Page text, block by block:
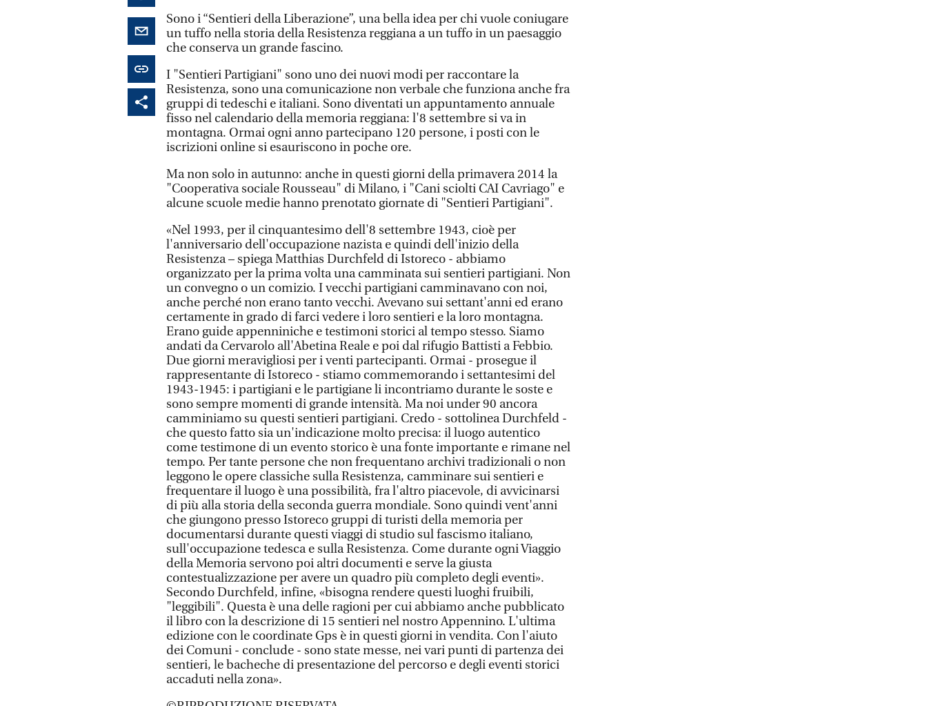
Sono i “Sentieri della Liberazione”, una bella idea per chi vuole coniugare
un tuffo nella storia della Resistenza reggiana a un tuffo in un paesaggio
che conserva un grande fascino.
I "Sentieri Partigiani" sono uno dei nuovi modi per raccontare la
Resistenza, sono una comunicazione non verbale che funziona anche fra
gruppi di tedeschi e italiani. Sono diventati un appuntamento annuale
fisso nel calendario della memoria reggiana: l'8 settembre si va in
montagna. Ormai ogni anno partecipano 120 persone, i posti con le
iscrizioni online si esauriscono in poche ore.
Ma non solo in autunno: anche in questi giorni della primavera 2014 la
"Cooperativa sociale Rousseau" di Milano, i "Cani sciolti CAI Cavriago" e
alcune scuole medie hanno prenotato giornate di "Sentieri Partigiani".
«Nel 1993, per il cinquantesimo dell'8 settembre 1943, cioè per
l'anniversario dell'occupazione nazista e quindi dell'inizio della
Resistenza – spiega Matthias Durchfeld di Istoreco - abbiamo
organizzato per la prima volta una camminata sui sentieri partigiani. Non
un convegno o un comizio. I vecchi partigiani camminavano con noi,
anche perché non erano tanto vecchi. Avevano sui settant'anni ed erano
certamente in grado di farci vedere i loro sentieri e la loro montagna.
Erano guide appenniniche e testimoni storici al tempo stesso. Siamo
andati da Cervarolo all'Abetina Reale e poi dal rifugio Battisti a Febbio.
Due giorni meravigliosi per i venti partecipanti. Ormai - prosegue il
rappresentante di Istoreco - stiamo commemorando i settantesimi del
1943-1945: i partigiani e le partigiane li incontriamo durante le soste e
sono sempre momenti di grande intensità. Ma noi under 90 ancora
camminiamo su questi sentieri partigiani. Credo - sottolinea Durchfeld -
che questo fatto sia un'indicazione molto precisa: il luogo autentico
come testimone di un evento storico è una fonte importante e rimane nel
tempo. Per tante persone che non frequentano archivi tradizionali o non
leggono le opere classiche sulla Resistenza, camminare sui sentieri e
frequentare il luogo è una possibilità, fra l'altro piacevole, di avvicinarsi
di più alla storia della seconda guerra mondiale. Sono quindi vent'anni
che giungono presso Istoreco gruppi di turisti della memoria per
documentarsi durante questi viaggi di studio sul fascismo italiano,
sull'occupazione tedesca e sulla Resistenza. Come durante ogni Viaggio
della Memoria servono poi altri documenti e serve la giusta
contestualizzazione per avere un quadro più completo degli eventi».
Secondo Durchfeld, infine, «bisogna rendere questi luoghi fruibili,
"leggibili". Questa è una delle ragioni per cui abbiamo anche pubblicato
il libro con la descrizione di 15 sentieri nel nostro Appennino. L'ultima
edizione con le coordinate Gps è in questi giorni in vendita. Con l'aiuto
dei Comuni - conclude - sono state messe, nei vari punti di partenza dei
sentieri, le bacheche di presentazione del percorso e degli eventi storici
accaduti nella zona».